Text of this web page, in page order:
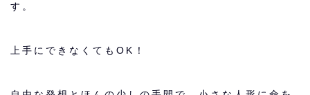
す。
上手にできなくてもOK！